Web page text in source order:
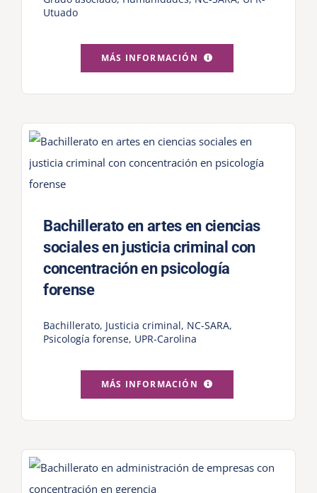
Utuado
MÁS INFORMACIÓN
Bachillerato en artes en ciencias
sociales en justicia criminal con
concentración en psicología
forense
Bachillerato, Justicia criminal, NC-SARA,
Psicología forense, UPR-Carolina
MÁS INFORMACIÓN